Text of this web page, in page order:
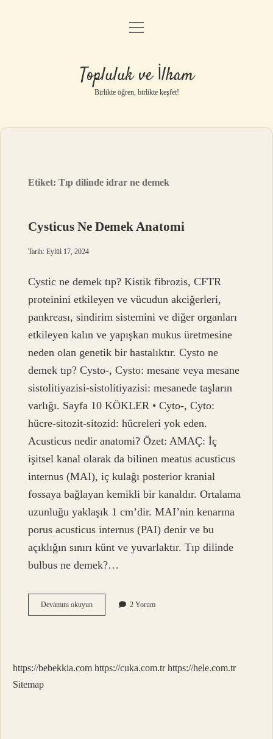
Anasayfa
Gizlilik Politikası
Yasal Uyarı
menüyü
Topluluk ve İlham
Birlikte öğren, birlikte keşfet!
Etiket:Tıp dilinde idrar ne demek
Cysticus Ne Demek Anatomi
Tarih: Eylül 17, 2024
Cystic ne demek tıp? Kistik fibrozis, CFTR
proteinini etkileyen ve vücudun akciğerleri,
pankreası, sindirim sistemini ve diğer organları
etkileyen kalın ve yapışkan mukus üretmesine
neden olan genetik bir hastalıktır. Cysto ne
demek tıp? Cysto-, Cysto: mesane veya mesane
sistolitiyazisi-sistolitiyazisi: mesanede taşların
varlığı. Sayfa 10 KÖKLER • Cyto-, Cyto:
hücre-sitozit-sitozid: hücreleri yok eden.
Acusticus nedir anatomi? Özet: AMAÇ: İç
işitsel kanal olarak da bilinen meatus acusticus
internus (MAI), iç kulağı posterior kranial
fossaya bağlayan kemikli bir kanaldır. Ortalama
uzunluğu yaklaşık 1 cm’dir. MAI’nin kenarına
porus acusticus internus (PAI) denir ve bu
açıklığın sınırı künt ve yuvarlaktır. Tıp dilinde
bulbus ne demek?…
Devamını okuyunCysticus
Ne
2 Yorum
https://bebekkia.com https://cuka.com.tr https://hele.com.tr
Sitemap